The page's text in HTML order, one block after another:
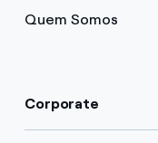
Quem Somos
Corporate